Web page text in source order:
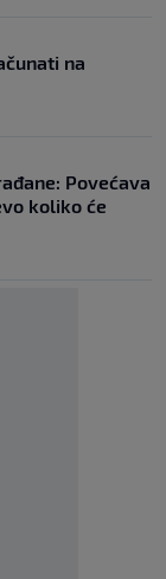
na
Povećava
koliko će